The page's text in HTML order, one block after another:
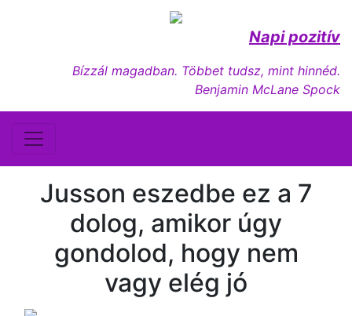
Napi pozitív
Bízzál magadban. Többet tudsz, mint hinnéd.
Benjamin McLane Spock
Jusson eszedbe ez a 7
dolog, amikor úgy
gondolod, hogy nem
vagy elég jó